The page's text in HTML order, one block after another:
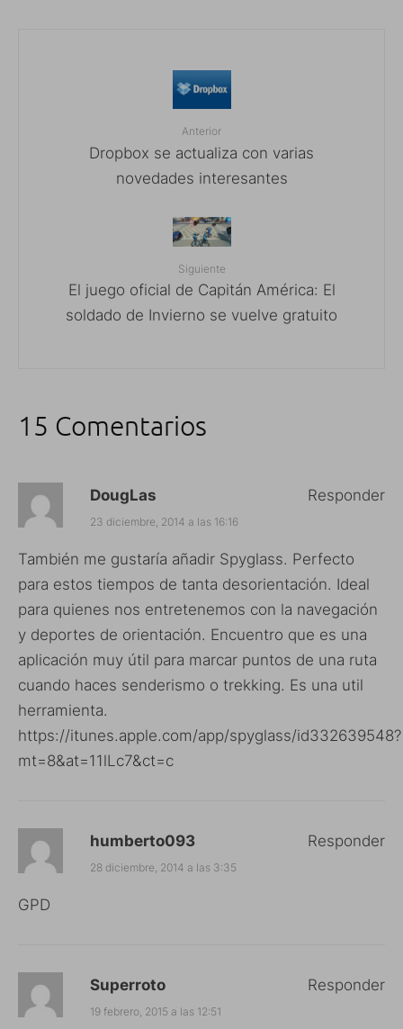
Anterior
Dropbox se actualiza con varias
novedades interesantes
Siguiente
El juego oficial de Capitán América: El
soldado de Invierno se vuelve gratuito
15 Comentarios
DougLas
23 diciembre, 2014 a las 16:16
También me gustaría añadir Spyglass. Perfecto
para estos tiempos de tanta desorientación. Ideal
para quienes nos entretenemos con la navegación
y deportes de orientación. Encuentro que es una
aplicación muy útil para marcar puntos de una ruta
cuando haces senderismo o trekking. Es una util
herramienta.
https://itunes.apple.com/app/spyglass/id332639548?
mt=8&at=11lLc7&ct=c
Responder
humberto093
28 diciembre, 2014 a las 3:35
GPD
Responder
Superroto
19 febrero, 2015 a las 12:51
Responder